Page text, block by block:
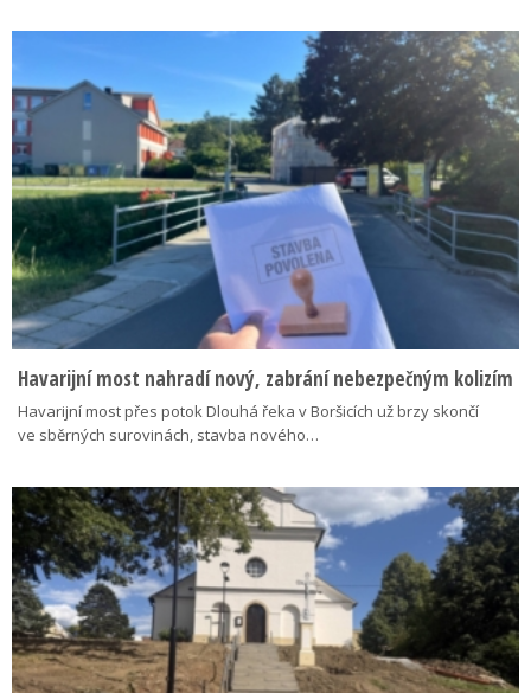
Havarijní most nahradí nový, zabrání nebezpečným kolizím
Havarijní most přes potok Dlouhá řeka v Boršicích už brzy skončí
ve sběrných surovinách, stavba nového…